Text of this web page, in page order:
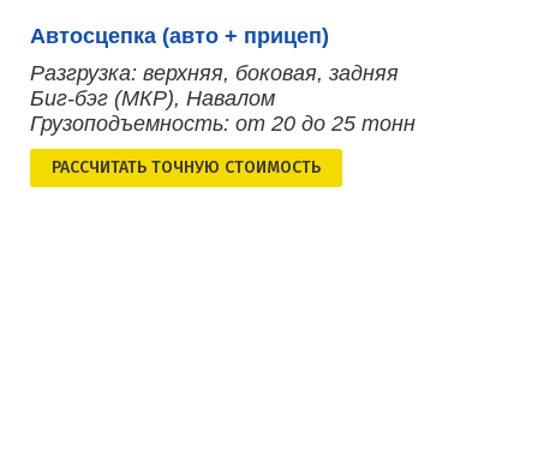
Автосцепка (авто + прицеп)
Разгрузка: верхняя, боковая, задняя
Биг-бэг (МКР), Навалом
Грузоподъемность: от 20 до 25 тонн
РАСCЧИТАТЬ ТОЧНУЮ СТОИМОСТЬ